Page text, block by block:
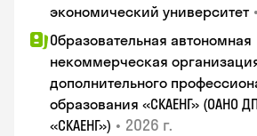
экономический университет •
Образовательная автономная
некоммерческая
дополнительного
образования «СКАЕНГ» (ОАНО
«СКАЕНГ») • 2026 г.